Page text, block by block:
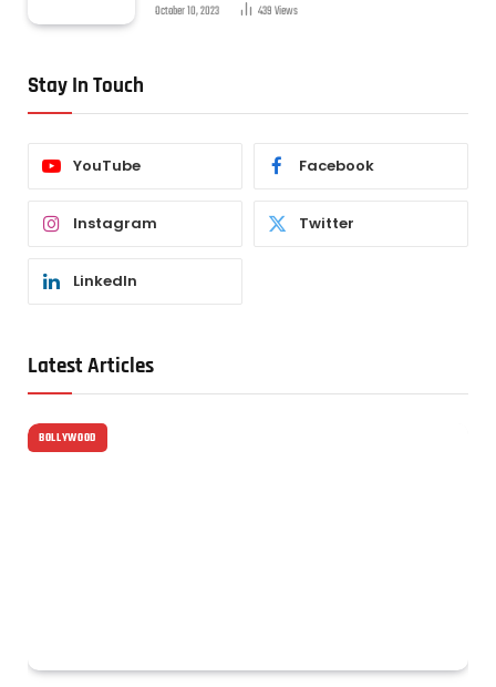
October 10, 2023 439Views
Stay In Touch
YouTube Facebook
Instagram Twitter
LinkedIn
Latest Articles
BOLLYWOOD